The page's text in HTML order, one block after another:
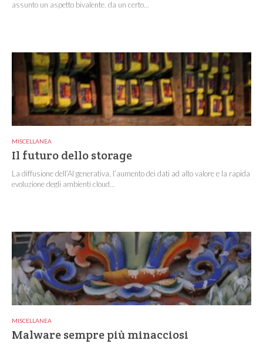
assunto un aspetto bivalente, da un certo...
MISCELLANEA
Il futuro dello storage
La diffusione dell’AI generativa, l’aumento dei dati ad alto valore e la rapida
evoluzione degli ambienti cloud...
MISCELLANEA
Malware sempre più minacciosi